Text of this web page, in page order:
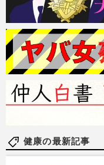
健康の最新記事